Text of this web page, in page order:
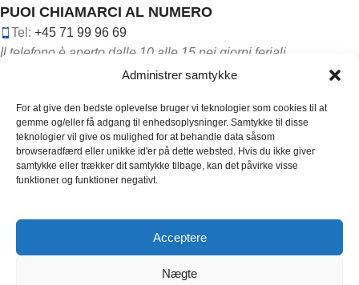
Administrer samtykke
For at give den bedste oplevelse bruger vi teknologier som cookies til at
gemme og/eller få adgang til enhedsoplysninger. Samtykke til disse
teknologier vil give os mulighed for at behandle data såsom
browseradfærd eller unikke id'er på dette websted. Hvis du ikke giver
samtykke eller trækker dit samtykke tilbage, kan det påvirke visse
funktioner og funktioner negativt.
Acceptere
Nægte
PUOI CHIAMARCI AL NUMERO
Tel: +45 71 99 96 69
Il telefono è aperto dalle 10 alle 15 nei giorni feriali.
SEGUICI SUI SOCIAL MEDIA:
Designet afCoder Embassy